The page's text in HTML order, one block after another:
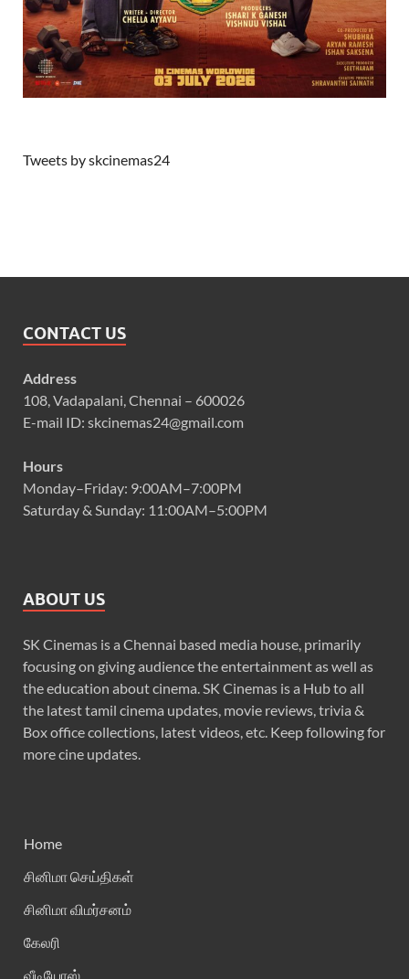
Tweets by skcinemas24
CONTACT US
Address
108, Vadapalani, Chennai – 600026
E-mail ID: skcinemas24@gmail.com
Hours
Monday–Friday: 9:00AM–7:00PM
Saturday & Sunday: 11:00AM–5:00PM
ABOUT US
SK Cinemas is a Chennai based media house, primarily
focusing on giving audience the entertainment as well as
the education about cinema. SK Cinemas is a Hub to all
the latest tamil cinema updates, movie reviews, trivia &
Box office collections, latest videos, etc. Keep following for
more cine updates.
Home
சினிமா செய்திகள்
சினிமா விமர்சனம்
கேலரி
வீடியோஸ்